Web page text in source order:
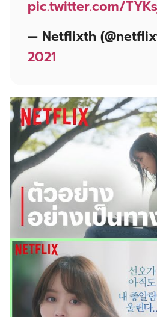
pic.twitter.com/
— Netflixth
2021